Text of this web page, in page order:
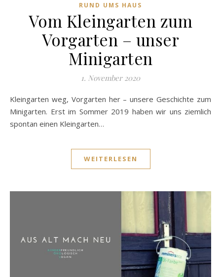
RUND UMS HAUS
Vom Kleingarten zum
Vorgarten – unser
Minigarten
1. November 2020
Kleingarten weg, Vorgarten her – unsere Geschichte zum
Minigarten. Erst im Sommer 2019 haben wir uns ziemlich
spontan einen Kleingarten…
WEITERLESEN